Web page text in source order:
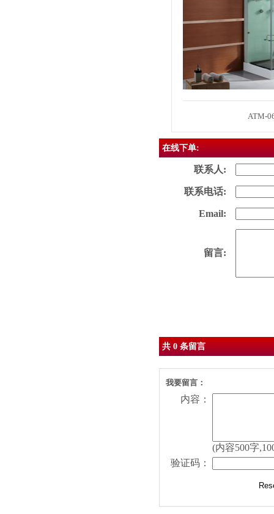
ATM-
在线下单:
联系人:
联系电话:
Email:
留言:
共 0 条留言
我要留言：
内容：
(内容500字
验证码：